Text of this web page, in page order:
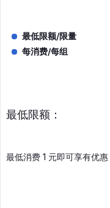
最低限额/限量
每消费/每组
最低限额：
最低消费 1 元即可享有优惠